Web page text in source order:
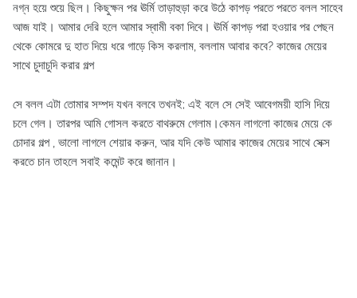
নগ্ন হয়ে শুয়ে ছিল। কিছুক্ষন পর ঊর্মি তাড়াহুড়া করে উঠে কাপড় পরতে পরতে বলল সাহেব
আজ যাই। আমার দেরি হলে আমার স্বামী বকা দিবে। ঊর্মি কাপড় পরা হওয়ার পর পেছন
থেকে কোমরে দু হাত দিয়ে ধরে গাড়ে কিস করলাম, বললাম আবার কবে? কাজের মেয়ের
সাথে চুদাচুদি করার গল্প
সে বলল এটা তোমার সম্পদ যখন বলবে তখনই; এই বলে সে সেই আবেগময়ী হাসি দিয়ে
চলে গেল। তারপর আমি গোসল করতে বাথরুমে গেলাম।কেমন লাগলো কাজের মেয়ে কে
চোদার গল্প , ভালো লাগলে শেয়ার করুন, আর যদি কেউ আমার কাজের মেয়ের সাথে সেক্স
করতে চান তাহলে সবাই কমেন্ট করে জানান।